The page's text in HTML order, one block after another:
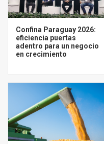
Confina Paraguay 2026:
eficiencia puertas
adentro para un negocio
en crecimiento